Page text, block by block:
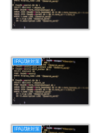
IPA試験対策
IPA試験対策